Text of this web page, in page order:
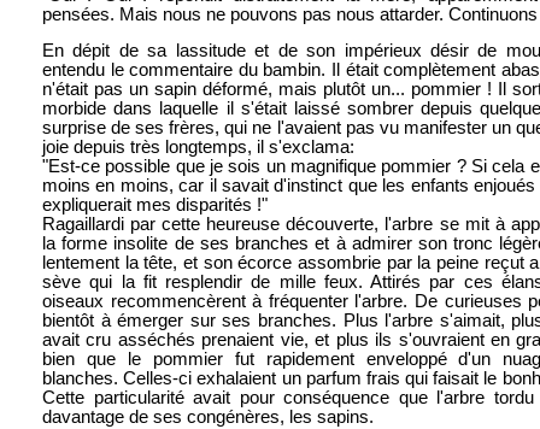
pensées. Mais nous ne pouvons pas nous attarder.
En dépit de sa lassitude et de son impérieux désir de
entendu le commentaire du bambin. Il était complètement
n'était pas un sapin déformé, mais plutôt un... pommier ! Il
morbide dans laquelle il s'était laissé sombrer depuis
surprise de ses frères, qui ne l'avaient pas vu manifester un
joie depuis très longtemps, il s'exclama:
"Est-ce possible que je sois un magnifique pommier ? Si cela
moins en moins, car il savait d'instinct que les enfants
expliquerait mes disparités !"
Ragaillardi par cette heureuse découverte, l'arbre se mit à
la forme insolite de ses branches et à admirer son tronc
lentement la tête, et son écorce assombrie par la peine reçut
sève qui la fit resplendir de mille feux. Attirés par ces
oiseaux recommencèrent à fréquenter l'arbre. De curieuses
bientôt à émerger sur ses branches. Plus l'arbre s'aimait,
avait cru asséchés prenaient vie, et plus ils s'ouvraient en
bien que le pommier fut rapidement enveloppé d'un
blanches. Celles-ci exhalaient un parfum frais qui faisait le
Cette particularité avait pour conséquence que l'arbre
davantage de ses congénères, les sapins.